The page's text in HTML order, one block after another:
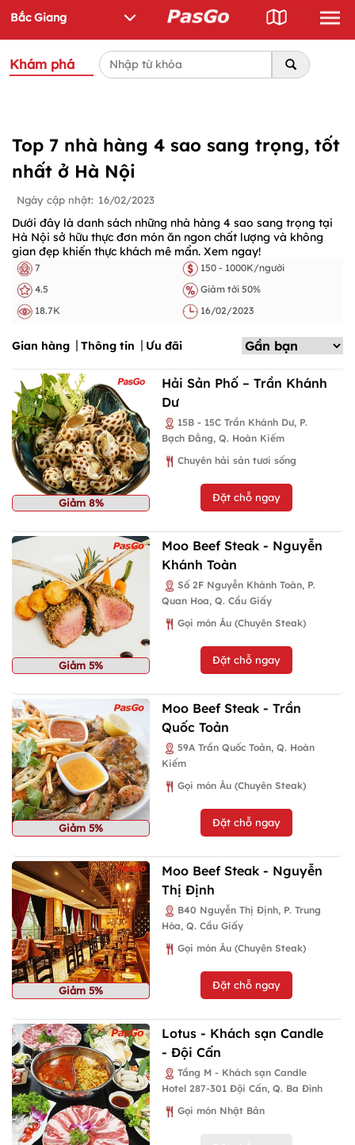
Khám phá
Top 7 nhà hàng 4 sao sang trọng, tốt
nhất ở Hà Nội
Ngày cập nhật: 16/02/2023
Dưới đây là danh sách những nhà hàng 4 sao sang trọng tại
Hà Nội sở hữu thực đơn món ăn ngon chất lượng và không
gian đẹp khiến thực khách mê mẩn. Xem ngay!
7
150 - 1000K/người
4.5
Giảm tới 50%
18.7K
16/02/2023
Gian hàng Thông tin Ưu đãi
Giảm 8%
Hải Sản Phố – Trần Khánh
Dư
15B - 15C Trần Khánh Dư, P.
Bạch Đằng, Q. Hoàn Kiếm
Chuyên hải sản tươi sống
Đặt chỗ ngay
Giảm 5%
Moo Beef Steak - Nguyễn
Khánh Toàn
Số 2F Nguyễn Khánh Toàn, P.
Quan Hoa, Q. Cầu Giấy
Gọi món Âu (Chuyên Steak)
Đặt chỗ ngay
Giảm 5%
Moo Beef Steak - Trần
Quốc Toản
59A Trần Quốc Toản, Q. Hoàn
Kiếm
Gọi món Âu (Chuyên Steak)
Đặt chỗ ngay
Giảm 5%
Moo Beef Steak - Nguyễn
Thị Định
B40 Nguyễn Thị Định, P. Trung
Hòa, Q. Cầu Giấy
Gọi món Âu (Chuyên Steak)
Đặt chỗ ngay
Lotus - Khách sạn Candle
- Đội Cấn
Tầng M - Khách sạn Candle
Hotel 287-301 Đội Cấn, Q. Ba Đình
Gọi món Nhật Bản